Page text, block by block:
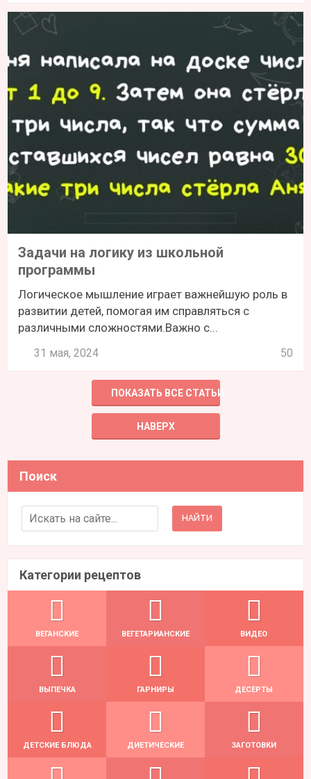
Задачи на логику из школьной
программы
Логическое мышление играет важнейшую роль в
развитии детей, помогая им справляться с
различными сложностями.Важно с...
31 мая, 2024 50
ПОКАЗАТЬ ВСЕ СТАТЬИ
НАВЕРХ
Поиск
Search for:
Категории рецептов
ВЕГАНСКИЕ ВЕГЕТАРИАНСКИЕ ВИДЕО
ВЫПЕЧКА ГАРНИРЫ ДЕСЕРТЫ
ДЕТСКИЕ БЛЮДА ДИЕТИЧЕСКИЕ ЗАГОТОВКИ